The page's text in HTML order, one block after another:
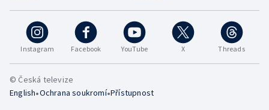
Instagram Facebook YouTube X Threads
© Česká televize
English•Ochrana soukromí•Přístupnost